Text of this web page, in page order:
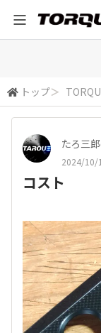
トップ＞
たろ三
2024/10/
コスト